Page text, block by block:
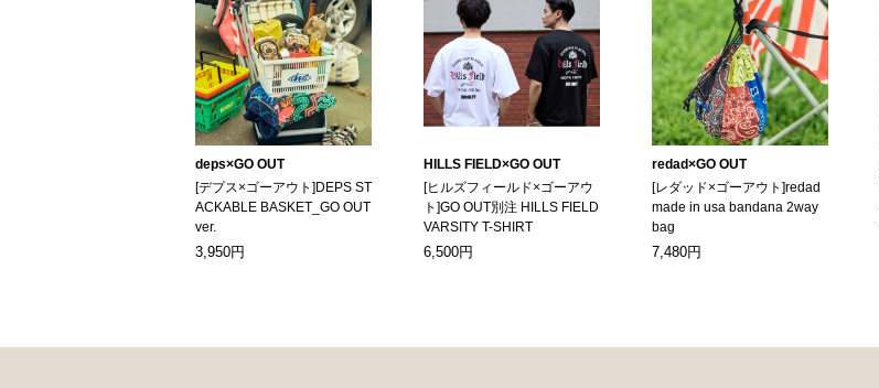
deps×GO OUT
[デプス×ゴーアウト]DEPS ST
ACKABLE BASKET_GO OUT
ver.
3,950円
HILLS FIELD×GO OUT
[ヒルズフィールド×ゴーアウ
ト]GO OUT別注 HILLS FIELD
VARSITY T-SHIRT
6,500円
redad×GO OUT
[レダッド×ゴーアウト]redad
made in usa bandana 2way
bag
7,480円